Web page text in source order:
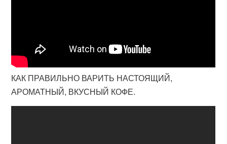
КАК ПРАВИЛЬНО ВАРИТЬ НАСТОЯЩИЙ,
АРОМАТНЫЙ, ВКУСНЫЙ КОФЕ.